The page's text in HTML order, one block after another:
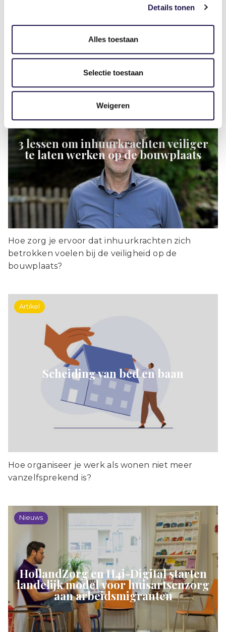
Details tonen
Alles toestaan
Selectie toestaan
Weigeren
Gerelateerde artikelen
3 lessen om inhuurkrachten veiliger
te laten werken op de bouwplaats
Hoe zorg je ervoor dat inhuurkrachten zich
betrokken voelen bij de veiligheid op de
bouwplaats?
Artikel
Scheiding van bed en baan
Hoe organiseer je werk als wonen niet meer
vanzelfsprekend is?
Nieuws
HollandZorg en H4i-Digital starten
landelijk model voor huisartsenzorg
aan arbeidsmigranten